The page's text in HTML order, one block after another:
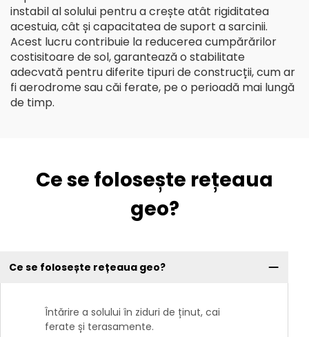
instabil al solului pentru a crește atât rigiditatea
acestuia, cât și capacitatea de suport a sarcinii.
Acest lucru contribuie la reducerea cumpărărilor
costisitoare de sol, garantează o stabilitate
adecvată pentru diferite tipuri de construcții, cum ar
fi aerodrome sau căi ferate, pe o perioadă mai lungă
de timp.
Ce se folosește rețeaua
geo?
Ce se folosește rețeaua geo?
Întărire a solului în ziduri de ținut, cai
ferate și terasamente.